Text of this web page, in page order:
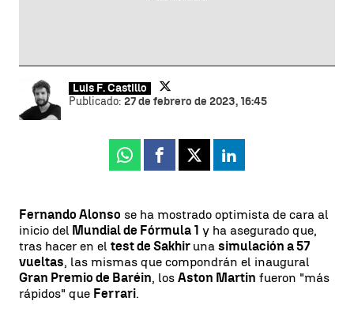
Luis F. Castillo
Publicado: 27 de febrero de 2023, 16:45
Whatsapp
Facebook
X Linkedin
Fernando Alonso se ha mostrado optimista de cara al
inicio del Mundial de Fórmula 1 y ha asegurado que,
tras hacer en el test de Sakhir una simulación a 57
vueltas, las mismas que compondrán el inaugural
Gran Premio de Baréin, los Aston Martin fueron "más
rápidos" que Ferrari.